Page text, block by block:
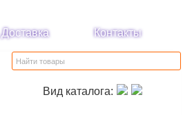
Доставка Контакты
Вид каталога: